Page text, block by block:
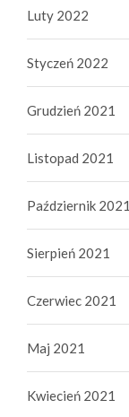
Luty 2022
Styczeń 2022
Grudzień 2021
Listopad 2021
Październik 2021
Sierpień 2021
Czerwiec 2021
Maj 2021
Kwiecień 2021